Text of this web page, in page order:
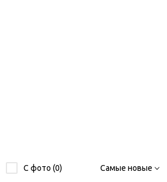
С фото (0) Самые новые